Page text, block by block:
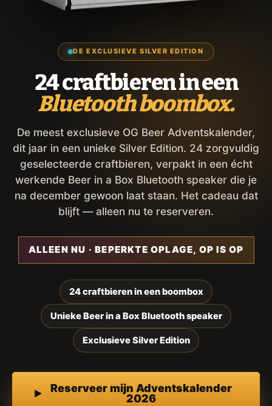
DE EXCLUSIEVE SILVER EDITION
24 craftbieren in een
Bluetooth boombox.
De meest exclusieve OG Beer Adventskalender,
dit jaar in een unieke Silver Edition. 24 zorgvuldig
geselecteerde craftbieren, verpakt in een écht
werkende Beer in a Box Bluetooth speaker die je
na december gewoon laat staan. Het cadeau dat
blijft — alleen nu te reserveren.
ALLEEN NU · BEPERKTE OPLAGE, OP IS OP
24 craftbieren in een boombox
Unieke Beer in a Box Bluetooth speaker
Exclusieve Silver Edition
Reserveer mijn Adventskalender
2026